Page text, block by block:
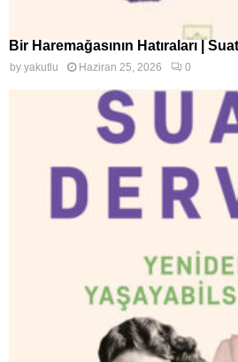
Bir Haremağasının Hatıraları |
by yakutlu Haziran 25, 2026 0